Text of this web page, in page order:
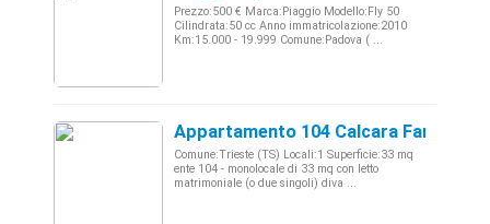
Prezzo:500 € Marca:Piaggio Modello:Fly 50
Cilindrata:50 cc Anno immatricolazione:2010
Km:15.000 - 19.999 Comune:Padova ( ...
Appartamento 104 Calcara Family
Comune:Trieste (TS) Locali:1 Superficie:33 mq
ente 104 - monolocale di 33 mq con letto
matrimoniale (o due singoli) diva ...